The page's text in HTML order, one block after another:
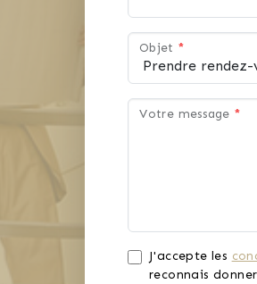
Objet *
Votre message *
J'accepte les
reconnais